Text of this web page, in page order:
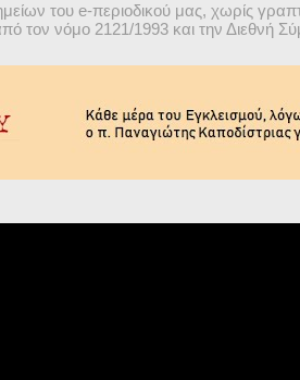
του e-περιοδικού μας, χωρίς
τον νόμο 2121/1993 και την